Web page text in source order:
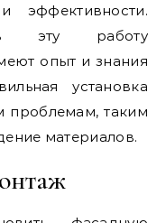
эффективности.
эту работу
опыт и знания
установка
проблемам, таким
материалов.